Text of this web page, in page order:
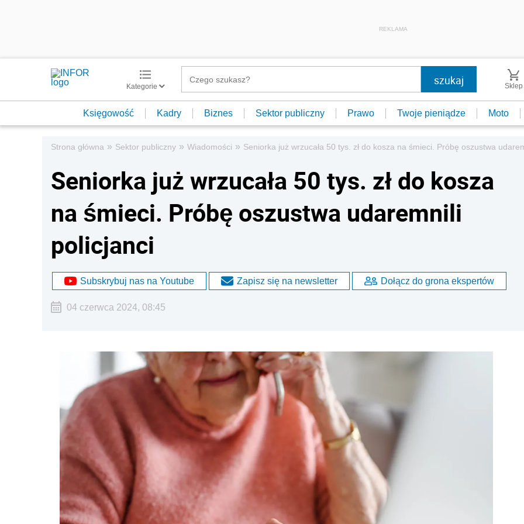
REKLAMA
Kategorie Sklep
Księgowość Kadry Biznes Sektor publiczny Prawo Twoje pieniądze Moto
Strona główna » Sektor publiczny » Wiadomości » Seniorka już wrzucała 50 tys. zł do kosza na śmieci. Próbę oszustwa
Seniorka już wrzucała 50 tys. zł do kosza
na śmieci. Próbę oszustwa udaremnili
policjanci
Subskrybuj nas na Youtube Zapisz się na newsletter Dołącz do grona ekspertów
04 czerwca 2024, 08:45